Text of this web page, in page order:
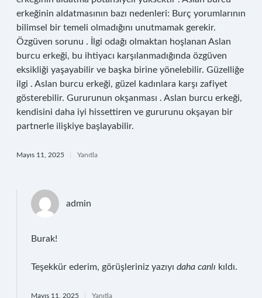
erkeğinin aldatmasının bazı nedenleri: Burç yorumlarının
bilimsel bir temeli olmadığını unutmamak gerekir.
Özgüven sorunu . İlgi odağı olmaktan hoşlanan Aslan
burcu erkeği, bu ihtiyacı karşılanmadığında özgüven
eksikliği yaşayabilir ve başka birine yönelebilir. Güzelliğe
ilgi . Aslan burcu erkeği, güzel kadınlara karşı zafiyet
gösterebilir. Gururunun okşanması . Aslan burcu erkeği,
kendisini daha iyi hissettiren ve gururunu okşayan bir
partnerle ilişkiye başlayabilir.
Mayıs 11, 2025 Yanıtla
admin
Burak!
Teşekkür ederim, görüşleriniz yazıyı daha canlı kıldı.
Mayıs 11, 2025 Yanıtla